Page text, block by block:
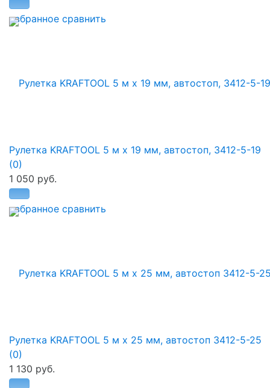
избранное сравнить
избранное сравнить
Рулетка KRAFTOOL 5 м х 19 мм, автостоп, 3412-5-19
(0)
1 050 руб.
Рулетка KRAFTOOL 5 м х 25 мм, автостоп 3412-5-25
(0)
1 130 руб.